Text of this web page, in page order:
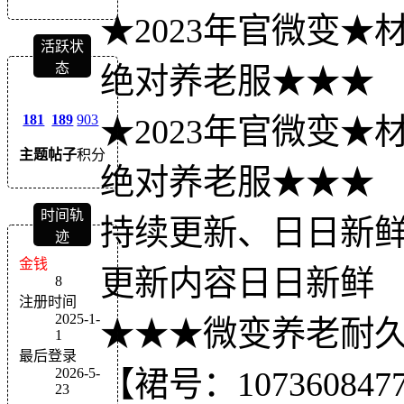
活跃状
态
181
主题
189
帖子
903
积分
时间轨
迹
金钱
8
注册时间
2025-1-
1
最后登录
2026-5-
23
★2023年官微变★
绝对养老服★★★
★2023年官微变★
绝对养老服★★★
持续更新、日日新
更新内容日日新鲜
★★★微变养老耐
【裙号：